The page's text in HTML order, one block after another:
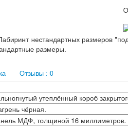
нестандартных размеров
размеры.
Отзывы : 0
утеплённый короб
чёрная.
МДФ, толщиной 16 миллиметров.